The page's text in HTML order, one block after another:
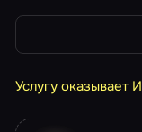
Услугу